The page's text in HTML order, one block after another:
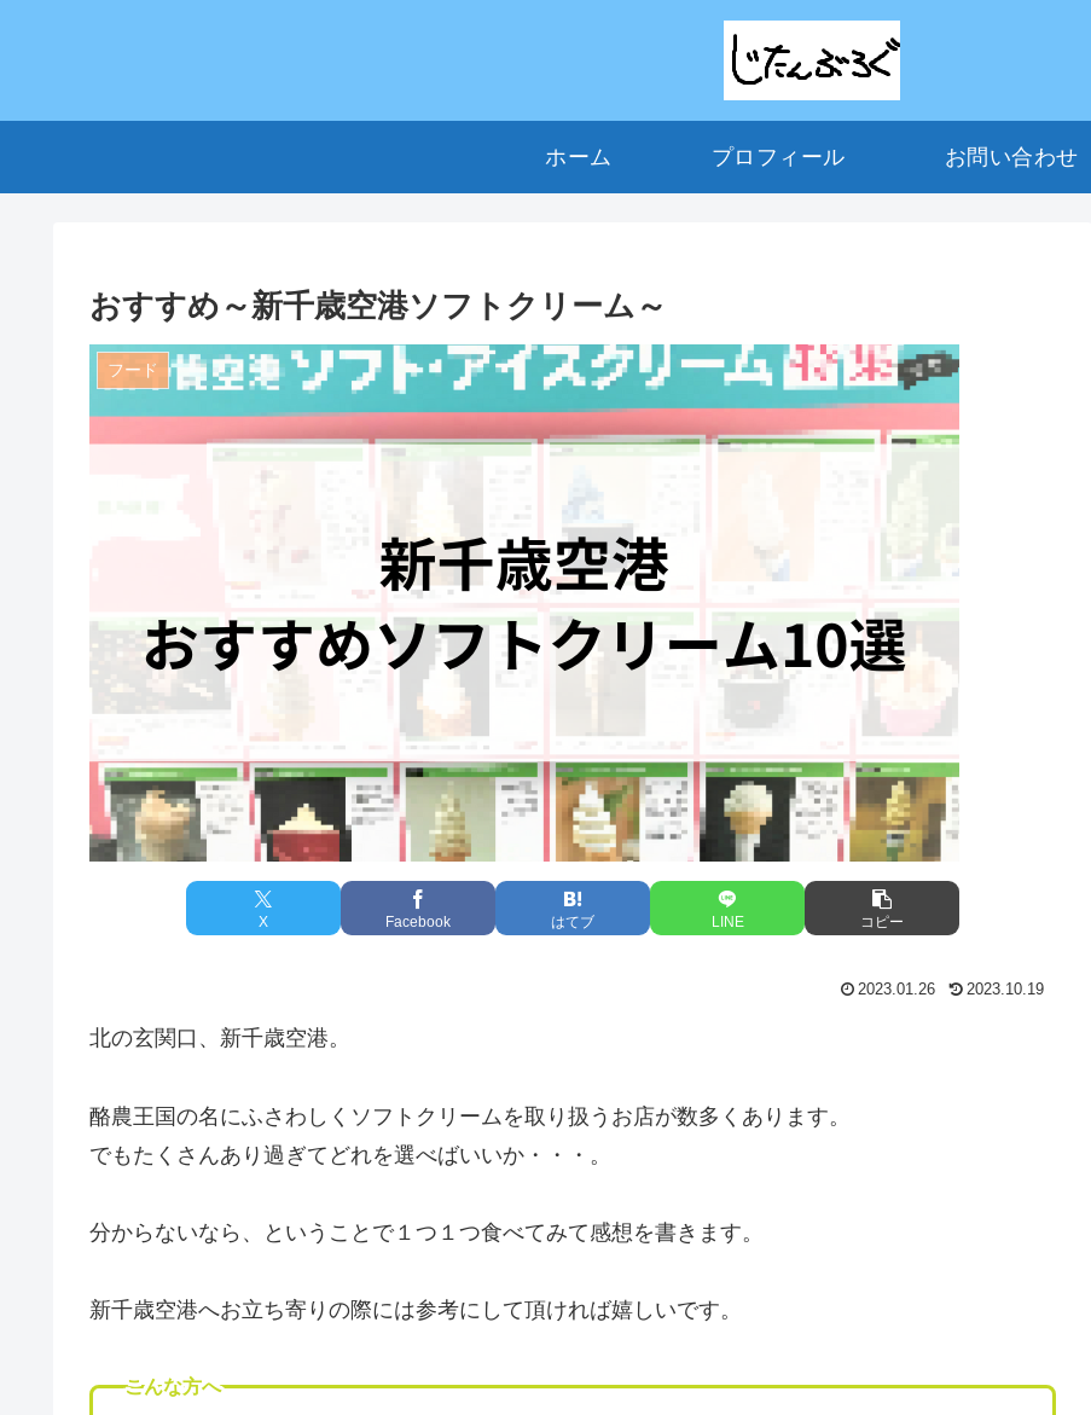
ホーム プロフィール お問い合わせ
おすすめ～新千歳空港ソフトクリーム～
フード
X Facebook はてブ LINE コピー
2023.01.26 2023.10.19
北の玄関口、新千歳空港。
酪農王国の名にふさわしくソフトクリームを取り扱うお店が数多くあります。
でもたくさんあり過ぎてどれを選べばいいか・・・。
分からないなら、ということで１つ１つ食べてみて感想を書きます。
新千歳空港へお立ち寄りの際には参考にして頂ければ嬉しいです。
こんな方へ